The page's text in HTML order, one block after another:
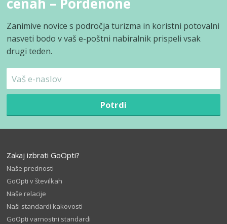
Zanimive novice s področja turizma in koristni potovalni
nasveti bodo v vaš e-poštni nabiralnik prispeli vsak
drugi teden.
Potrdi
Zakaj izbrati GoOpti?
Naše prednosti
GoOpti v številkah
Naše relacije
Naši standardi kakovosti
GoOpti varnostni standardi